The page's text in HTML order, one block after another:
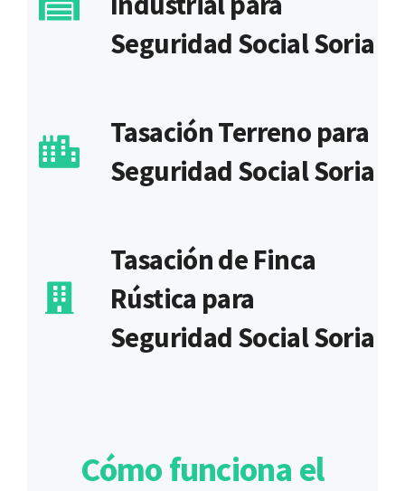
Seguridad Social Soria
Tasación Terreno para
Seguridad Social Soria
Tasación de Finca
Rústica para
Seguridad Social Soria
Cómo funciona el